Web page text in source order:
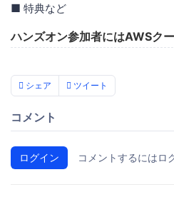
■ 特典など
ハンズオン参加者にはAWSク
シェア ツイート
コメント
ログイン コメントするにはロ